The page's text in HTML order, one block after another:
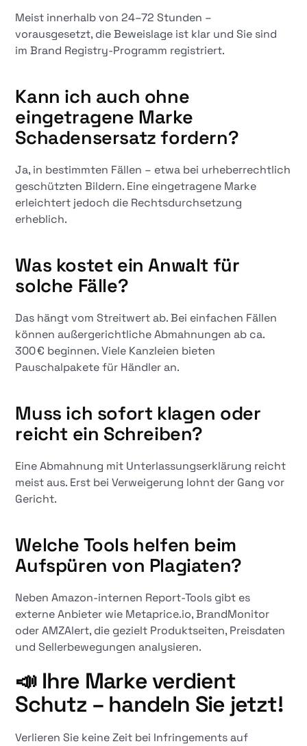
Meist innerhalb von 24–72 Stunden –
vorausgesetzt, die Beweislage ist klar und Sie sind
im Brand Registry-Programm registriert.
Kann ich auch ohne
eingetragene Marke
Schadensersatz fordern?
Ja, in bestimmten Fällen – etwa bei urheberrechtlich
geschützten Bildern. Eine eingetragene Marke
erleichtert jedoch die Rechtsdurchsetzung
erheblich.
Was kostet ein Anwalt für
solche Fälle?
Das hängt vom Streitwert ab. Bei einfachen Fällen
können außergerichtliche Abmahnungen ab ca.
300 € beginnen. Viele Kanzleien bieten
Pauschalpakete für Händler an.
Muss ich sofort klagen oder
reicht ein Schreiben?
Eine Abmahnung mit Unterlassungserklärung reicht
meist aus. Erst bei Verweigerung lohnt der Gang vor
Gericht.
Welche Tools helfen beim
Aufspüren von Plagiaten?
Neben Amazon-internen Report-Tools gibt es
externe Anbieter wie Metaprice.io, BrandMonitor
oder AMZAlert, die gezielt Produktseiten, Preisdaten
und Sellerbewegungen analysieren.
📣 Ihre Marke verdient
Schutz – handeln Sie jetzt!
Verlieren Sie keine Zeit bei Infringements auf